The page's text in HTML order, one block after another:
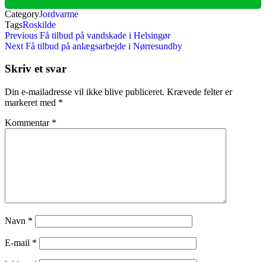
CategoryJordvarme
TagsRoskilde
Indlægsnavigation
Previous
Post
Previous Få tilbud på vandskade i Helsingør
Next
Next Få tilbud på anlægsarbejde i Nørresundby
Skriv et svar
Din e-mailadresse vil ikke blive publiceret. Krævede felter er
markeret med *
Kommentar *
Navn *
E-mail *